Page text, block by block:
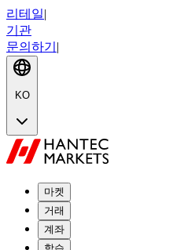
리테일|
기관
문의하기 |
KO
마켓
거래
계좌